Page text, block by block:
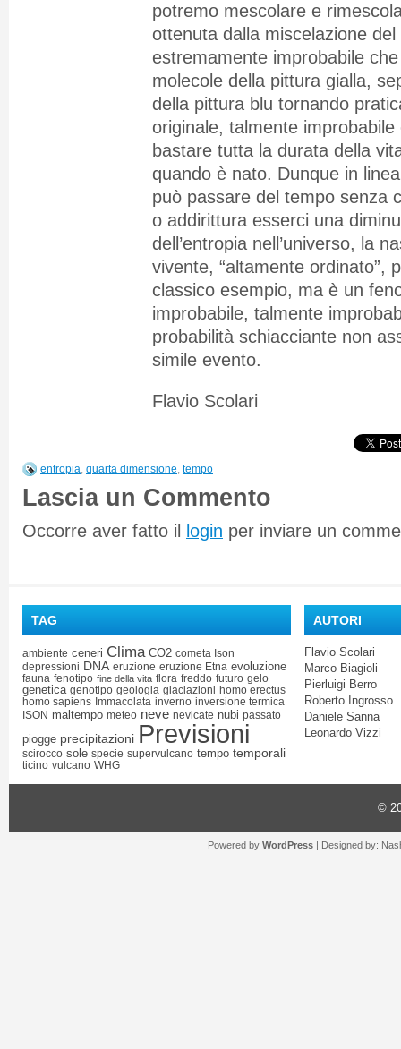
potremo mescolare e
ottenuta dalla miscelazione
estremamente improbabile
molecole della pittura gialla,
della pittura blu tornando
originale, talmente
bastare tutta la durata della
quando è nato. Dunque in
può passare del tempo senza
o addirittura esserci una
dell’entropia nell’universo, la
vivente, “altamente ordinato”,
classico esempio, ma è un
improbabile, talmente
probabilità schiacciante non
simile evento.
Flavio Scolari
entropia, quarta dimensione, tempo
Lascia un Commento
Occorre aver fatto il login per inviare un
TAG
ambiente ceneri Clima CO2 cometa Ison
depressioni DNA eruzione eruzione Etna evoluzione
fauna fenotipo fine della vita flora freddo futuro gelo
genetica genotipo geologia glaciazioni homo erectus
homo sapiens Immacolata inverno inversione termica
ISON maltempo meteo neve nevicate nubi passato
piogge precipitazioni Previsioni
scirocco sole specie supervulcano tempo temporali
ticino vulcano WHG
AUTORI
Flavio Scolari
Marco Biagioli
Pierluigi Berro
Roberto Ingrosso
Daniele Sanna
Leonardo Vizzi
©
Powered by WordPress | Designed by: